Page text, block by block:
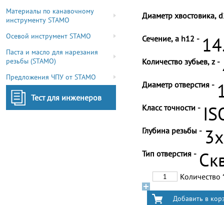
Материалы по канавочному
инструменту STAMO
Осевой инструмент STAMO
Паста и масло для нарезания
резьбы (STAMO)
Предложения ЧПУ от STAMO
Тест для инженеров
Диаметр хвостовика,
Сечение, a h12 -
Количество зубьев, z -
Диаметр отверстия -
Класс точности -
Глубина резьбы -
Тип отверстия -
Количество